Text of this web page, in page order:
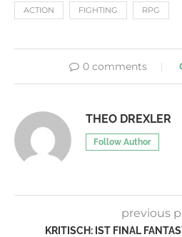
ACTION FIGHTING RPG
0 comments
THEO DREXLER
Follow Author
previous
KRITISCH: IST FINAL